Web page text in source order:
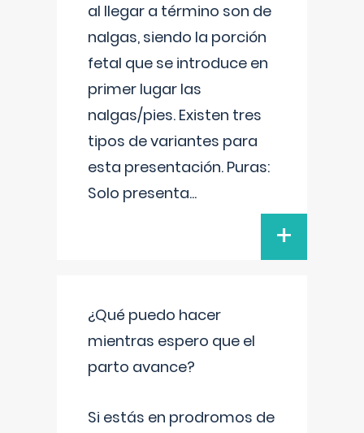
al llegar a término son de
nalgas, siendo la porción
fetal que se introduce en
primer lugar las
nalgas/pies. Existen tres
tipos de variantes para
esta presentación. Puras:
Solo presenta...
+
¿Qué puedo hacer
mientras espero que el
parto avance?
Si estás en prodromos de